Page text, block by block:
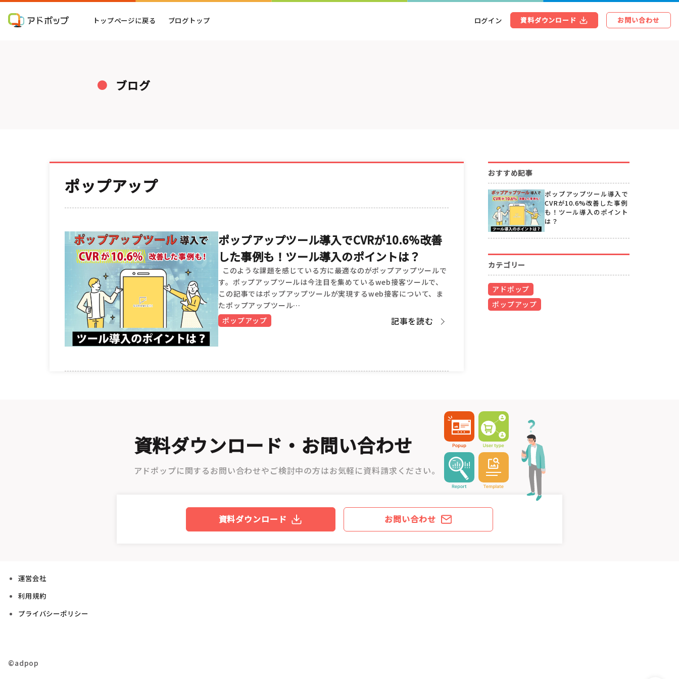
トップページに戻る ブログトップ ログイン 資料ダウンロード お問い合わせ
ブログ
ポップアップ
ポップアップツール導入でCVRが10.6%改善
した事例も！ツール導入のポイントは？
このような課題を感じている方に最適なのがポップアップツールで
す。ポップアップツールは今注目を集めているweb接客ツールで、
この記事ではポップアップツールが実現するweb接客について、ま
たポップアップツール…
ポップアップ
記事を読む
おすすめ記事
ポップアップツール導入で
CVRが10.6%改善した事例
も！ツール導入のポイント
は？
カテゴリー
アドポップ
ポップアップ
資料ダウンロード・お問い合わせ
アドポップに関するお問い合わせやご検討中の方はお気軽に資料請求ください。
資料ダウンロード お問い合わせ
運営会社
利用規約
プライバシーポリシー
©adpop